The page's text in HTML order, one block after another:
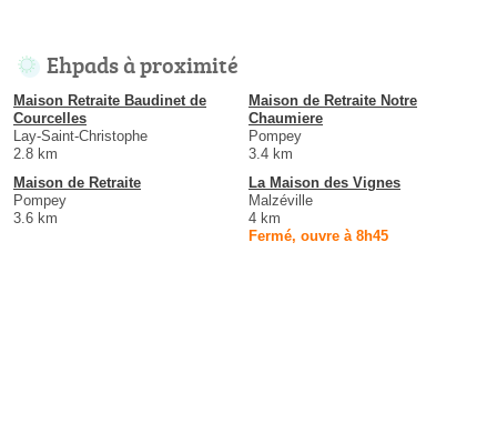
Ehpads à proximité
Maison Retraite Baudinet de
Courcelles
Lay-Saint-Christophe
2.8 km
Maison de Retraite Notre
Chaumiere
Pompey
3.4 km
Maison de Retraite
Pompey
3.6 km
La Maison des Vignes
Malzéville
4 km
Fermé, ouvre à 8h45